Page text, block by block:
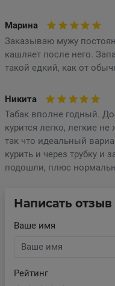
Марина
Заказываю мужу
кашляет после него.
такой едкий, как от
Никита
Табак вполне годный.
курится легко, легкие
так что идеальный
курить и через трубку и
подошли, плюс
Написать отзыв
Ваше имя
Рейтинг